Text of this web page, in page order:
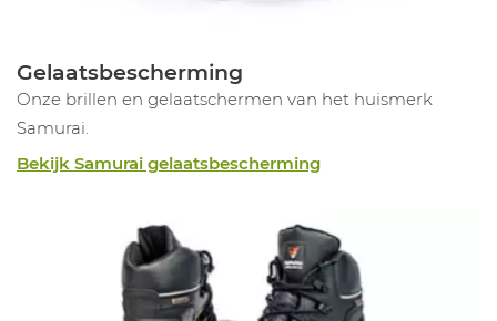
Gelaatsbescherming
Onze brillen en gelaatschermen van het huismerk
Samurai.
Bekijk Samurai gelaatsbescherming